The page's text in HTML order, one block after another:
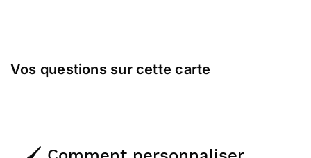
Vos questions sur cette carte